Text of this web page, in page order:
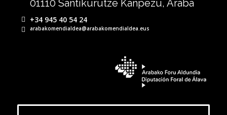
01110 Santikurutze Kanpezu, Araba
+34 945 40 54 24
arabakomendialdea@arabakomendialdea.eus